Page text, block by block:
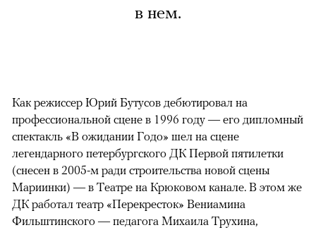
в нем.
Как режиссер Юрий Бутусов дебютировал на
профессиональной сцене в 1996 году — его дипломный
спектакль «В ожидании Годо» шел на сцене
легендарного петербургского ДК Первой пятилетки
(снесен в 2005-м ради строительства новой сцены
Мариинки) — в Театре на Крюковом канале. В этом же
ДК работал театр «Перекресток» Вениамина
Фильштинского — педагога Михаила Трухина,